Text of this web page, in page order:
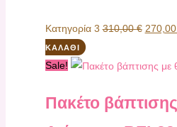
Κατηγορία 3310,00€ 270,00
ΚΑΛΆΘΙ
Sale!
Πακέτο